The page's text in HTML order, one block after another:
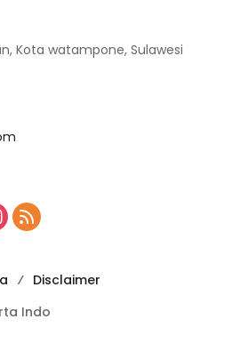
Kota watampone, Sulawesi
Disclaimer
Indo